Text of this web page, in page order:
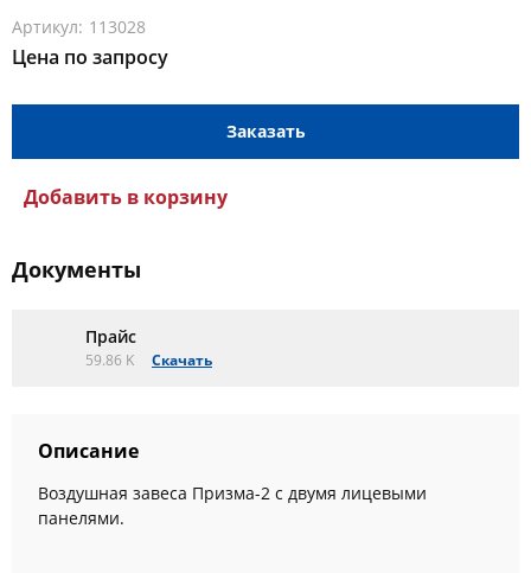
Артикул: 113028
Цена по запросу
Заказать
Добавить в корзину
Документы
Прайс
59.86 K Скачать
Описание
Воздушная завеса Призма-2 с двумя лицевыми
панелями.